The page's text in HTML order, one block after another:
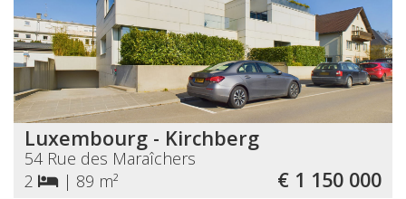
Luxembourg - Kirchberg
54 Rue des Maraîchers
2
| 89 m² € 1 150 000